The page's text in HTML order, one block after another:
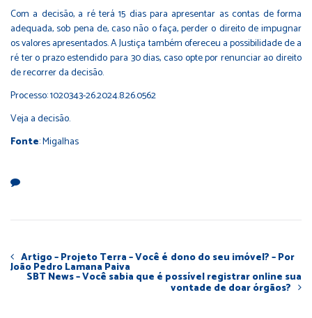
Com a decisão, a ré terá 15 dias para apresentar as contas de forma
adequada, sob pena de, caso não o faça, perder o direito de impugnar
os valores apresentados. A Justiça também ofereceu a possibilidade de a
ré ter o prazo estendido para 30 dias, caso opte por renunciar ao direito
de recorrer da decisão.
Processo:1020343-26.2024.8.26.0562
Veja adecisão.
Fonte: Migalhas
Artigo – Projeto Terra – Você é dono do seu imóvel? – Por
João Pedro Lamana Paiva
SBT News – Você sabia que é possível registrar online sua
vontade de doar órgãos?